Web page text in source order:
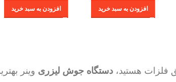
افزودن به سبد خرید افزودن به سبد خرید
فلزات هستید، دستگاه جوش لیزری وینر